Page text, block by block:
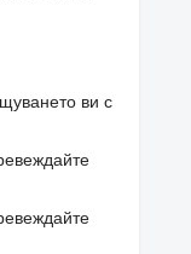
ви с